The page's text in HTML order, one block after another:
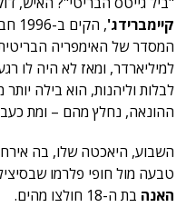
קיימברידג'
למיליארדר, ומאז לא היה לו
לבלות וליהנות, הוא בילה
ההונאה, נחלץ מהם – ומת
השבוע, היאכטה שלו, בה אירח
טבעה מול חופי פלרמו
האנה בת ה-18 חולצו מהים.